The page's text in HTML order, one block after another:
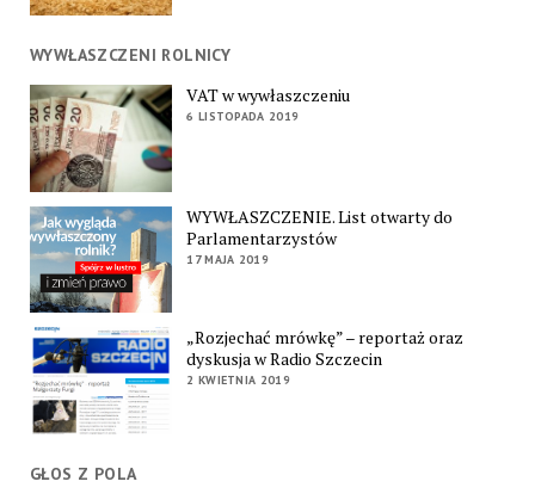
WYWŁASZCZENI ROLNICY
VAT w wywłaszczeniu
6 LISTOPADA 2019
WYWŁASZCZENIE. List otwarty do
Parlamentarzystów
17 MAJA 2019
„Rozjechać mrówkę” – reportaż oraz
dyskusja w Radio Szczecin
2 KWIETNIA 2019
GŁOS Z POLA